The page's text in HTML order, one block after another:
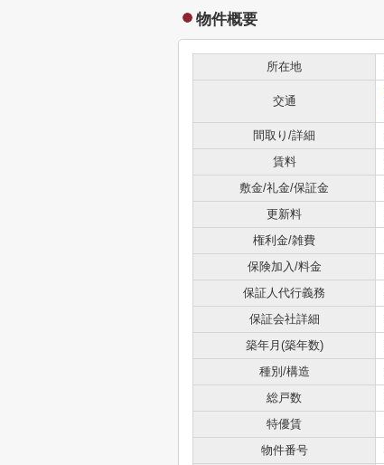
物件概要
所在地
交通
間取り/詳細
賃料
敷金/礼金/保証金
更新料
権利金/雑費
保険加入/料金
保証人代行義務
保証会社詳細
築年月(築年数)
種別/構造
総戸数
特優賃
物件番号